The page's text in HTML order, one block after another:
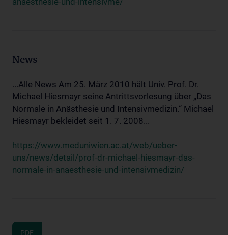
News
...Alle News Am 25. März 2010 hält Univ. Prof. Dr.
Michael Hiesmayr seine Antrittsvorlesung über „Das
Normale in Anästhesie und Intensivmedizin.“ Michael
Hiesmayr bekleidet seit 1. 7. 2008...
https://www.meduniwien.ac.at/web/ueber-
uns/news/detail/prof-dr-michael-hiesmayr-das-
normale-in-anaesthesie-und-intensivmedizin/
PDF